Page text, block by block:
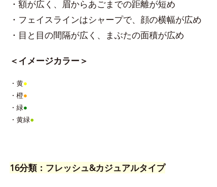
・額が広く、眉からあごまでの距離が短め
・フェイスラインはシャープで、顔の横幅が広め
・目と目の間隔が広く、まぶたの面積が広め
＜イメージカラー＞
・黄●
・橙●
・緑●
・黄緑●
16分類：フレッシュ&カジュアルタイプ